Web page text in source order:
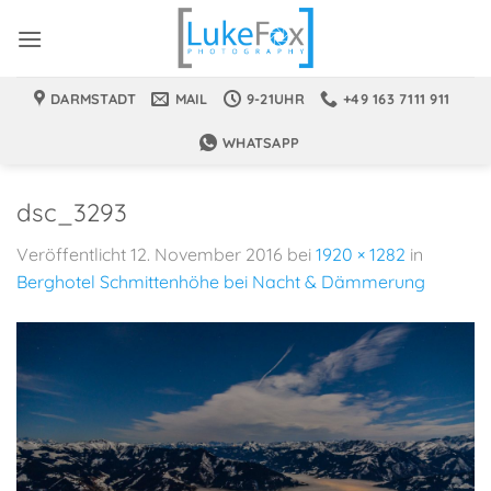
Inhalt
DARMSTADT MAIL 9-21UHR +49 163 7111 911
WHATSAPP
dsc_3293
Veröffentlicht 12. November 2016 bei 1920 × 1282 in
Berghotel Schmittenhöhe bei Nacht & Dämmerung